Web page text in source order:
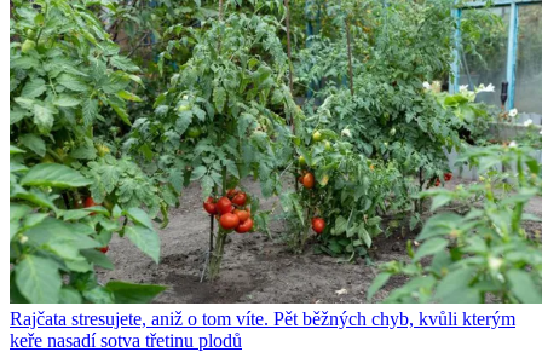
Rajčata stresujete, aniž o tom víte. Pět běžných chyb, kvůli kterým
keře nasadí sotva třetinu plodů